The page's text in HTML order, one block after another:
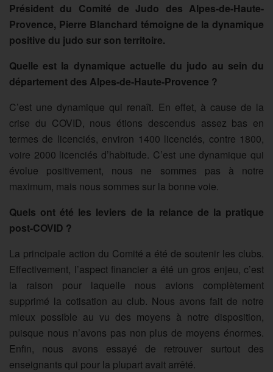
Président du Comité de Judo des Alpes-de-Haute-
Provence, Pierre Blanchard témoigne de la dynamique
positive du judo sur son territoire.
Quelle est la dynamique actuelle du judo au sein du
département des Alpes-de-Haute-Provence ?
C’est une dynamique qui renaît. En effet, à cause de la
crise du COVID, nous étions descendus assez bas en
termes de licenciés, environ 1400 licenciés, contre 1800,
voire 2000 licenciés d’habitude. C’est une dynamique qui
évolue positivement, nous ne sommes pas à notre
maximum, mais nous sommes sur la bonne voie.
Quels ont été les leviers de la relance de la pratique
post-COVID ?
La principale action du Comité a été de soutenir les clubs.
Effectivement, l’aspect financier a été un gros enjeu, c’est
la raison pour laquelle nous avions complètement
supprimé la cotisation au club. Nous avons fait de notre
mieux possible au vu des moyens à notre disposition,
puisque nous n’avons pas non plus de moyens énormes.
Enfin, nous avons essayé de retrouver surtout des
enseignants qui pour la plupart avait arrêté.